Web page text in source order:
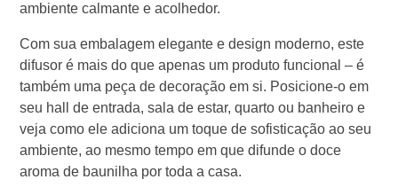
ambiente calmante e acolhedor.
Com sua embalagem elegante e design moderno, este
difusor é mais do que apenas um produto funcional – é
também uma peça de decoração em si. Posicione-o em
seu hall de entrada, sala de estar, quarto ou banheiro e
veja como ele adiciona um toque de sofisticação ao seu
ambiente, ao mesmo tempo em que difunde o doce
aroma de baunilha por toda a casa.